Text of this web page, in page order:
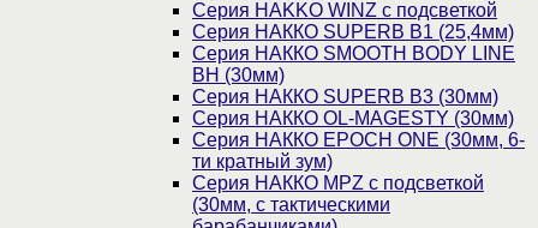
Серия НAKKO WINZ с подсветкой
Серия НАККО SUPERB B1 (25,4мм)
Серия НАККО SMOOTH BODY LINE
BH (30мм)
Серия НАККО SUPERB B3 (30мм)
Серия НАККО OL-MAGESTY (30мм)
Серия НАККО EPOCH ONE (30мм, 6-
ти кратный зум)
Серия НАККО MPZ с подсветкой
(30мм, c тактическими